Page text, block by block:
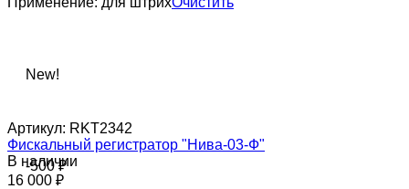
New!
-500₽
Артикул: RKT2342
Фискальный регистратор "Нива-03-Ф"
В наличии
16 000 ₽